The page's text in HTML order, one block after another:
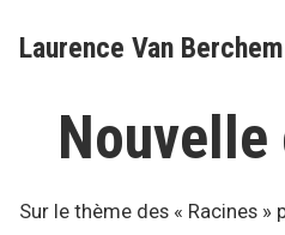
Laurence Van Berchem
Sur le thème des « Racines »